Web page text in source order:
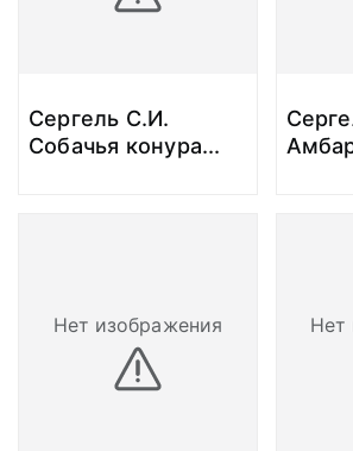
Сергель С.И.
Cобачья конура...
Нет изображения Нет